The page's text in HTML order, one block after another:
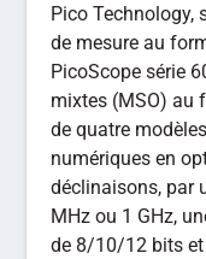
Pico Technology,
de mesure au
PicoScope série
mixtes (MSO) au
de quatre
numériques en
déclinaisons, par
MHz ou 1 GHz,
de 8/10/12 bits et